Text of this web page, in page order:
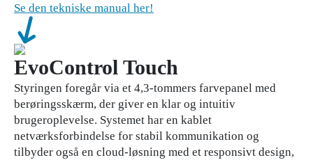
Se den tekniske manual her!
EvoControl Touch
Styringen foregår via et 4,3-tommers farvepanel med
berøringsskærm, der giver en klar og intuitiv
brugeroplevelse. Systemet har en kablet
netværksforbindelse for stabil kommunikation og
tilbyder også en cloud-løsning med et responsivt design,